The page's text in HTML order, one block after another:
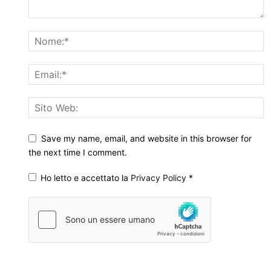
Save my name, email, and website in this browser for
the next time I comment.
Ho letto e accettato la Privacy Policy *